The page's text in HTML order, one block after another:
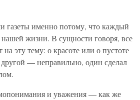
газеты именно потому, что каждый
жизни. В сущности говоря, все
эту тему: о красоте или о пустоте
— неправильно, один сделал
и уважения — как же